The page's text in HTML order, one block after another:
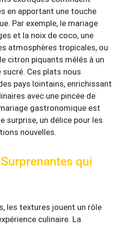
en apportant une touche
Par exemple, le mariage
et la noix de coco, une
atmosphères tropicales, ou
citron piquants mêlés à un
sucré. Ces plats nous
pays lointains, enrichissant
avec une pincée de
gastronomique est
surprise, un délice pour les
nouvelles.
qui
les textures jouent un rôle
culinaire. La